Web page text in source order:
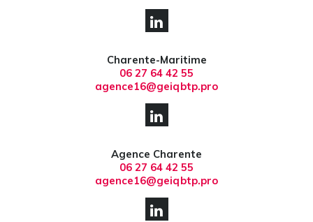
Charente-Maritime
06 27 64 42 55
agence16@geiqbtp.pro
Agence Charente
06 27 64 42 55
agence16@geiqbtp.pro